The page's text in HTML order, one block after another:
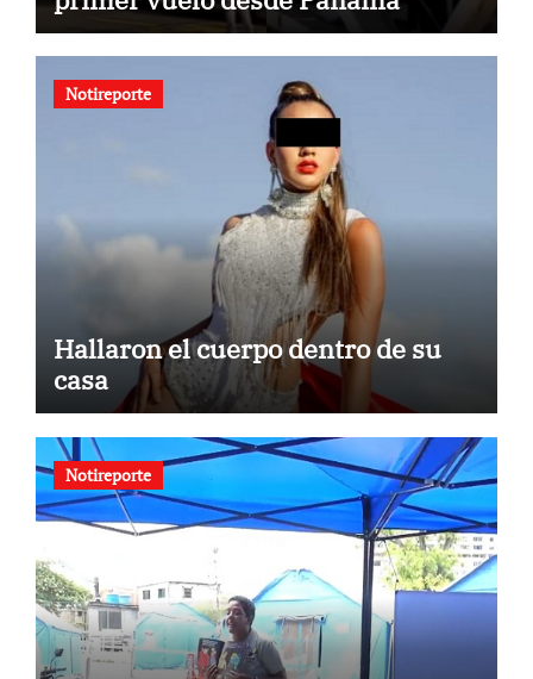
Notireporte
Hallaron el cuerpo dentro de su
casa
Notireporte